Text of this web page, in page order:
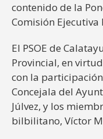
contenido de la
Comisión Ejecutiva
El PSOE de
Provincial, en
con la
Concejala del
Júlvez, y los
bilbilitano, Víctor